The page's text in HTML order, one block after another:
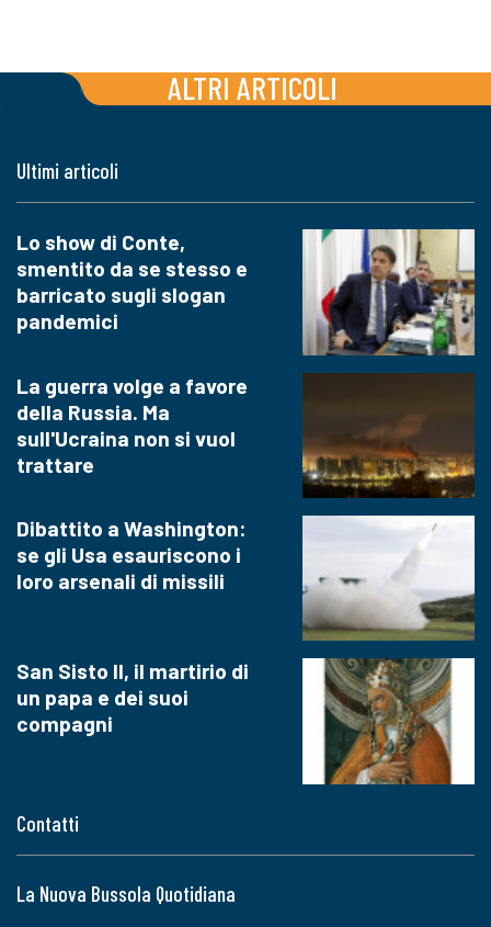
ALTRI ARTICOLI
Contatti
La Nuova Bussola Quotidiana
Ultimi articoli
Lo show di Conte,
smentito da se stesso e
barricato sugli slogan
pandemici
La guerra volge a favore
della Russia. Ma
sull'Ucraina non si vuol
trattare
Dibattito a Washington:
se gli Usa esauriscono i
loro arsenali di missili
San Sisto II, il martirio di
un papa e dei suoi
compagni